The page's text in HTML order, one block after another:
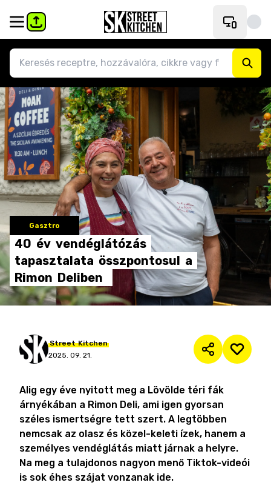
Gasztro
40 év vendéglátózás
tapasztalata összpontosul a
Rimon Deliben
Street Kitchen
2025. 09. 21.
Alig egy éve nyitott meg a Lövölde téri fák
árnyékában a Rimon Deli, ami igen gyorsan
széles ismertségre tett szert. A legtöbben
nemcsak az olasz és közel-keleti ízek, hanem a
személyes vendéglátás miatt járnak a helyre.
Na meg a tulajdonos nagyon menő Tiktok-videói
is sok éhes szájat vonzanak ide.